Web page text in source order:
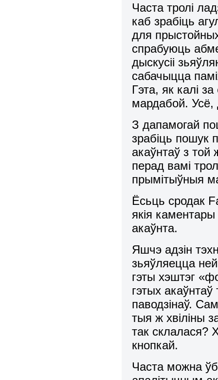
Часта тролі
каб зрабіць
для
спрабуюць
дыскусіі
сабачыцца
Гэта, як калі
мардабой.
З дапамогай
зрабіць пошук
акаўнтаў з
перад вамі
прымітыўныя
Ёсьць сродак
якія
акаўнта.
Яшчэ адзін
зьяўляецца
гэты хэштэг
гэтых
паводзінаў.
тыя ж хвіліны
так склалася?
кнопкай.
Часта можна